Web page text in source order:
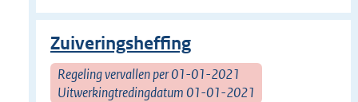
Zuiveringsheffing
Regeling vervallen per 01-01-2021
Uitwerkingtredingdatum 01-01-2021